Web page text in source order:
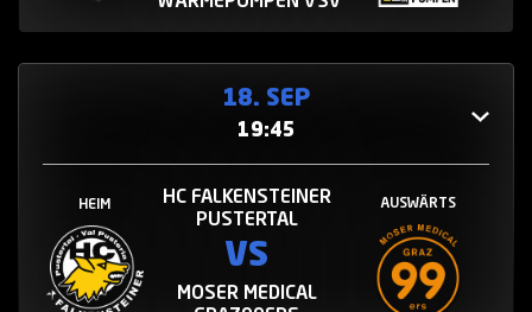
18. SEP
19:45
HEIM
HC FALKENSTEINER
PUSTERTAL
VS
MOSER MEDICAL
AUSWÄRTS